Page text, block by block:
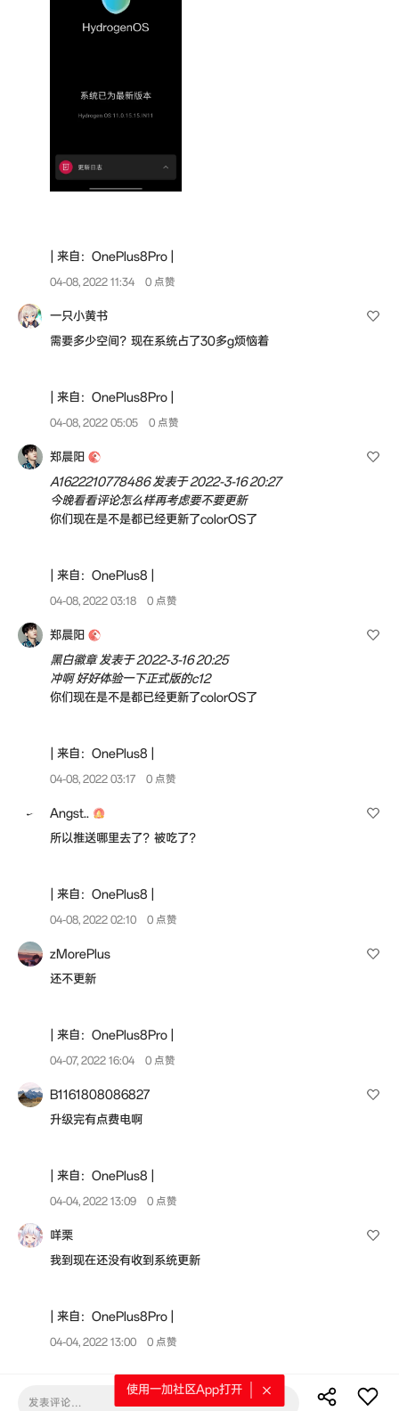
| 来自：OnePlus8Pro |
04-08, 2022 11:34 0 点赞
一只小黄书
需要多少空间？现在系统占了30多g烦恼着
| 来自：OnePlus8Pro |
04-08, 2022 05:05 0 点赞
郑晨阳
A1622210778486 发表于 2022-3-16 20:27
今晚看看评论怎么样再考虑要不要更新
你们现在是不是都已经更新了colorOS了
| 来自：OnePlus8 |
04-08, 2022 03:18 0 点赞
郑晨阳
黑白徽章 发表于 2022-3-16 20:25
冲啊 好好体验一下正式版的c12
你们现在是不是都已经更新了colorOS了
| 来自：OnePlus8 |
04-08, 2022 03:17 0 点赞
Angst..
所以推送哪里去了？被吃了？
| 来自：OnePlus8 |
04-08, 2022 02:10 0 点赞
zMorePlus
还不更新
| 来自：OnePlus8Pro |
04-07, 2022 16:04 0 点赞
B1161808086827
升级完有点费电啊
| 来自：OnePlus8 |
04-04, 2022 13:09 0 点赞
咩栗
我到现在还没有收到系统更新
| 来自：OnePlus8Pro |
04-04, 2022 13:00 0 点赞
发表评论…
使用一加社区App打开